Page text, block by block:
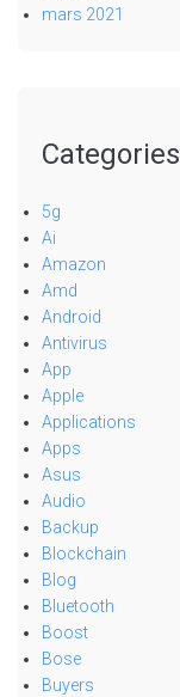
mars 2021
Categories
5g
Ai
Amazon
Amd
Android
Antivirus
App
Apple
Applications
Apps
Asus
Audio
Backup
Blockchain
Blog
Bluetooth
Boost
Bose
Buyers